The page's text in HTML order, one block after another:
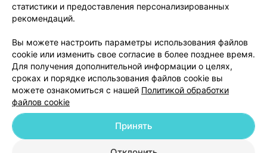
Написать руководителю 103.by
Персональные настройки cookie
Обработка персональных данных
© 2026 ООО «Артокс Лаб», УНП 191700409| 220012, Республика Беларусь,
статистики и предоставления персонализированных
рекомендаций.
Вы можете настроить параметры использования файлов
cookie или изменить свое согласие в более позднее время.
Для получения дополнительной информации о целях,
сроках и порядке использования файлов cookie вы
можете ознакомиться с нашей Политикой обработки
файлов cookie
Принять